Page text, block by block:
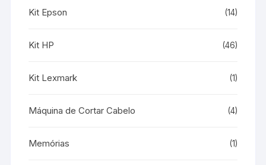
Kit Epson (14)
Kit HP (46)
Kit Lexmark (1)
Máquina de Cortar Cabelo (4)
Memórias (1)